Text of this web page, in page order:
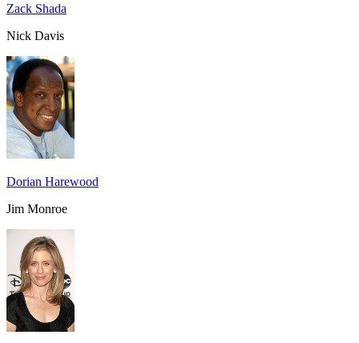
Zack Shada
Nick Davis
Dorian Harewood
Jim Monroe